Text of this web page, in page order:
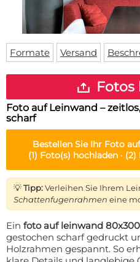
Bodenmatte
Custom skateboard deck
Lieferzeiten
Login
WhatsApp
Formate Versand
Fotos
Foto auf Leinwand –
scharf
Bestellen Sie Ihr Foto
(1) Foto(s) hochladen · (2)
💡Tipp:Verleihen Sie Ihrem
Schattenfugenrahmen eine
Ein foto auf leinwand
gestochen scharf gedruckt
Holzrahmen gespannt. So